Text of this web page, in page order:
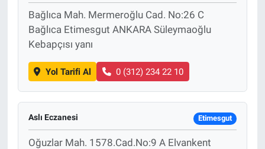
Bağlıca Mah. Mermeroğlu Cad. No:26 C
Bağlıca Etimesgut ANKARA Süleymaoğlu
Kebapçısı yanı
Yol Tarifi Al 0 (312) 234 22 10
Aslı Eczanesi Etimesgut
Oğuzlar Mah. 1578.Cad.No:9 A Elvankent